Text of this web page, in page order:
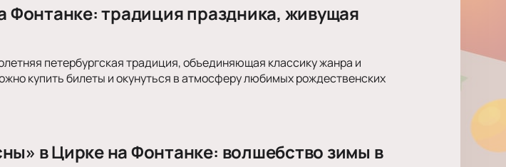
Фонтанке: традиция праздника, живущая
петербургская традиция, объединяющая классику жанра и
купить билеты и окунуться в атмосферу любимых рождественских
в Цирке на Фонтанке: волшебство зимы в